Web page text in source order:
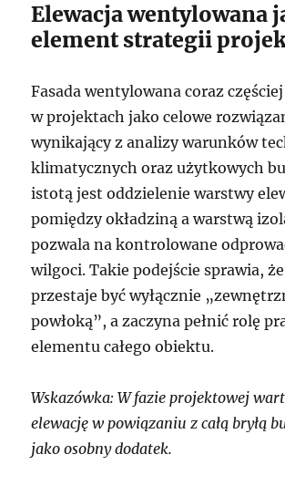
Elewacja wentylowana
element strategii
Fasada wentylowana coraz
w projektach jako celowe
wynikający z analizy warunków
klimatycznych oraz użytkowych
istotą jest oddzielenie warstwy
pomiędzy okładziną a warstwą
pozwala na kontrolowane
wilgoci. Takie podejście sprawia,
przestaje być wyłącznie
powłoką”, a zaczyna pełnić rolę
elementu całego obiektu.
Wskazówka: W fazie projektowej
elewację w powiązaniu z całą bryłą
jako osobny dodatek.